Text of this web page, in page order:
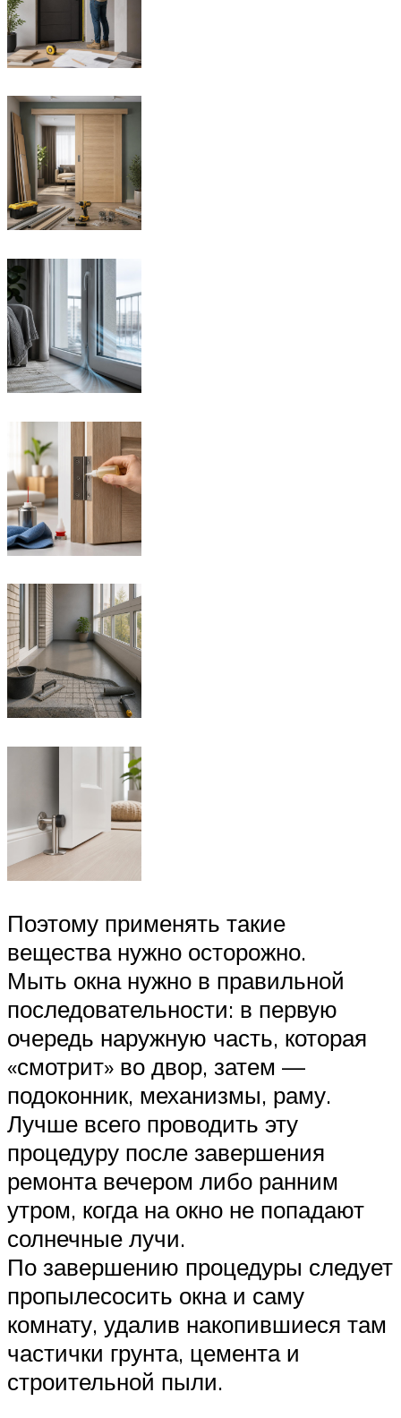
Поэтому применять такие
вещества нужно осторожно.
Мыть окна нужно в правильной
последовательности: в первую
очередь наружную часть, которая
«смотрит» во двор, затем —
подоконник, механизмы, раму.
Лучше всего проводить эту
процедуру после завершения
ремонта вечером либо ранним
утром, когда на окно не попадают
солнечные лучи.
По завершению процедуры следует
пропылесосить окна и саму
комнату, удалив накопившиеся там
частички грунта, цемента и
строительной пыли.